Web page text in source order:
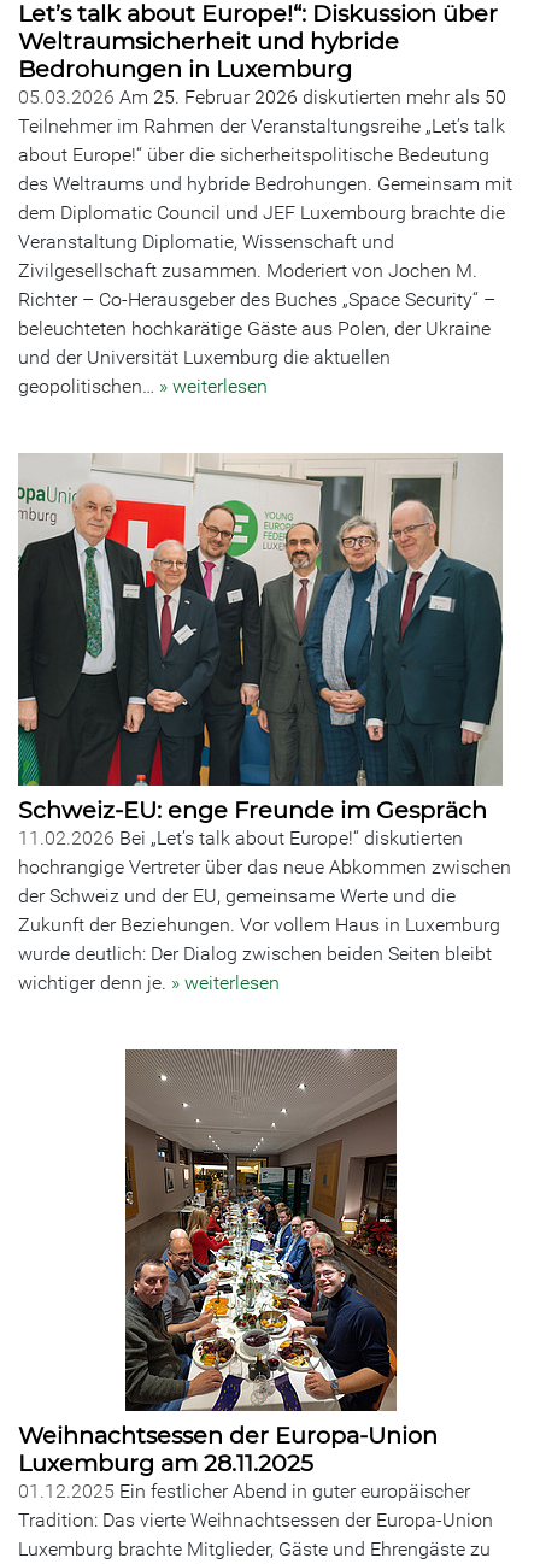
Let’s talk about Europe!“: Diskussion über
Weltraumsicherheit und hybride
Bedrohungen in Luxemburg
05.03.2026 Am 25. Februar 2026 diskutierten mehr als 50
Teilnehmer im Rahmen der Veranstaltungsreihe „Let’s talk
about Europe!“ über die sicherheitspolitische Bedeutung
des Weltraums und hybride Bedrohungen. Gemeinsam mit
dem Diplomatic Council und JEF Luxembourg brachte die
Veranstaltung Diplomatie, Wissenschaft und
Zivilgesellschaft zusammen. Moderiert von Jochen M.
Richter – Co-Herausgeber des Buches „Space Security“ –
beleuchteten hochkarätige Gäste aus Polen, der Ukraine
und der Universität Luxemburg die aktuellen
geopolitischen… » weiterlesen
Schweiz-EU: enge Freunde im Gespräch
11.02.2026 Bei „Let’s talk about Europe!“ diskutierten
hochrangige Vertreter über das neue Abkommen zwischen
der Schweiz und der EU, gemeinsame Werte und die
Zukunft der Beziehungen. Vor vollem Haus in Luxemburg
wurde deutlich: Der Dialog zwischen beiden Seiten bleibt
wichtiger denn je. » weiterlesen
Weihnachtsessen der Europa-Union
Luxemburg am 28.11.2025
01.12.2025 Ein festlicher Abend in guter europäischer
Tradition: Das vierte Weihnachtsessen der Europa-Union
Luxemburg brachte Mitglieder, Gäste und Ehrengäste zu